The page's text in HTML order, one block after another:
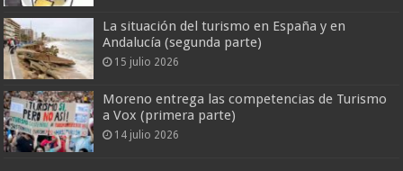
La situación del turismo en España y en
Andalucía (segunda parte)
15 julio 2026
Moreno entrega las competencias de Turismo
a Vox (primera parte)
14 julio 2026